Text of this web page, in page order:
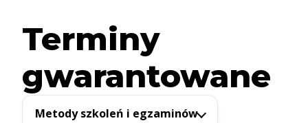
Terminy
gwarantowane
Metody szkoleń i egzaminów